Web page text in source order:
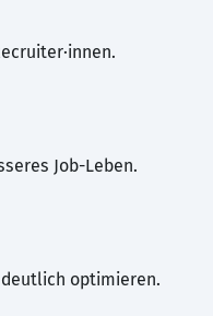
Job-Leben.
deutlich optimieren.